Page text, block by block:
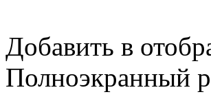
Добавить в
Полноэкранный